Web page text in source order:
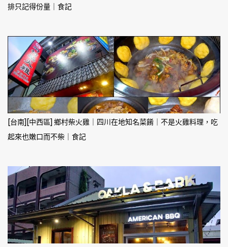
排只記得份量｜食記
[台南][中西區] 鄉村柴火雞｜四川在地知名菜餚｜不是火雞料理，吃
起來也嫩口而不柴｜食記